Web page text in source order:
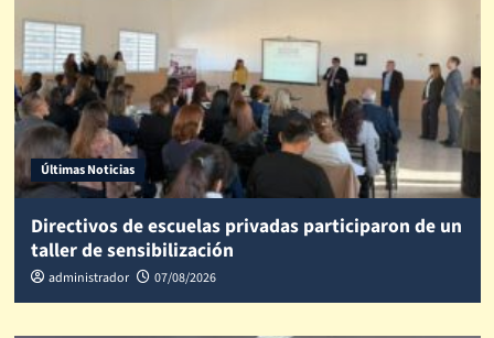
Últimas Noticias
Directivos de escuelas privadas participaron de un
taller de sensibilización
administrador 07/08/2026